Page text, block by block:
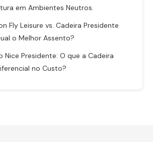
em Ambientes Neutros.
Fly Leisure vs. Cadeira Presidente
o Melhor Assento?
Nice Presidente: O que a Cadeira
no Custo?